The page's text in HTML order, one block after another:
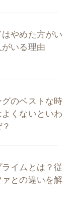
はやめた方がい
いる理由
のベストな時
くないといわ
イムとは？従
との違いを解